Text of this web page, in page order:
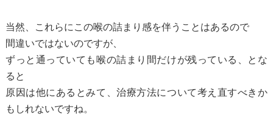
当然、これらにこの喉の詰まり感を伴うことはあるので
間違いではないのですが、
ずっと通っていても喉の詰まり間だけが残っている、とな
ると
原因は他にあるとみて、治療方法について考え直すべきか
もしれないですね。